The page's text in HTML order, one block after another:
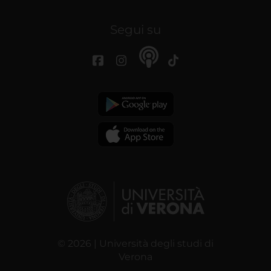
Segui su
© 2026 | Università degli studi di
Verona